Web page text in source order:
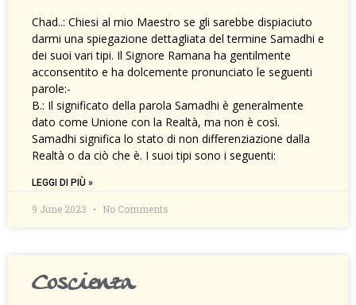
Chad..: Chiesi al mio Maestro se gli sarebbe dispiaciuto
darmi una spiegazione dettagliata del termine Samadhi e
dei suoi vari tipi. Il Signore Ramana ha gentilmente
acconsentito e ha dolcemente pronunciato le seguenti
parole:-
B.: Il significato della parola Samadhi è generalmente
dato come Unione con la Realtà, ma non è così.
Samadhi significa lo stato di non differenziazione dalla
Realtà o da ciò che è. I suoi tipi sono i seguenti:
LEGGI DI PIÙ »
9 June 2023 No Comments
Coscienza